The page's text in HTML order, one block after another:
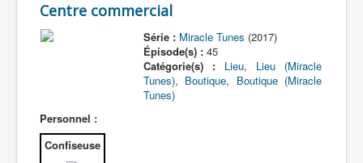
Centre commercial
Série : Miracle Tunes (2017)
Épisode(s) :45
Catégorie(s) :
Lieu, Lieu (Miracle
Tunes), Boutique, Boutique (Miracle
Tunes)
Personnel :
Confiseuse